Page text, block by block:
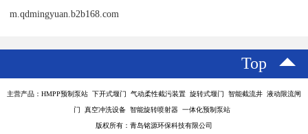
m.qdmingyuan.b2b168.com
Top
主营产品：HMPP预制泵站 下开式堰门 气动柔性截污装置 旋转式堰门 智能截流井 液动限流闸
门 真空冲洗设备 智能旋转喷射器 一体化预制泵站
版权所有：青岛铭源环保科技有限公司